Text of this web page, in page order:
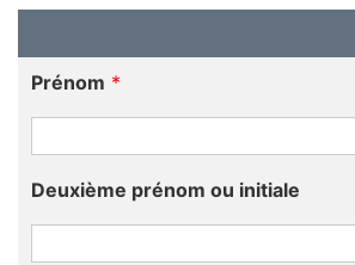
Prénom *
Deuxième prénom ou initiale